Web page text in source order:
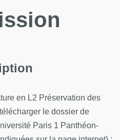
en L2 Préservation des
le dossier de
Paris 1 Panthéon-